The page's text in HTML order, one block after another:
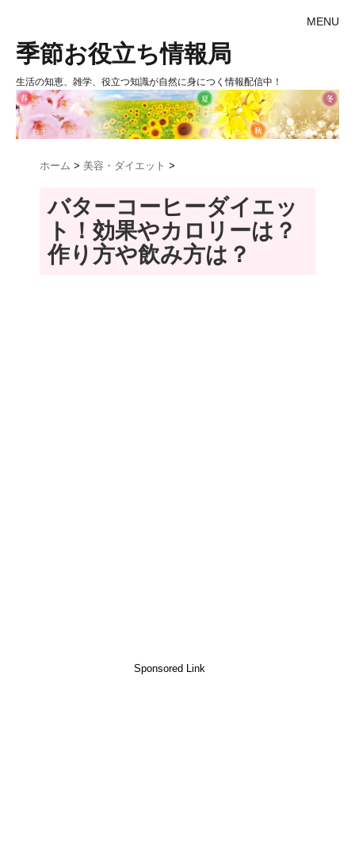
MENU
季節お役立ち情報局
生活の知恵、雑学、役立つ知識が自然に身につく情報配信中！
ホーム > 美容・ダイエット >
バターコーヒーダイエッ
ト！効果やカロリーは？
作り方や飲み方は？
Sponsored Link